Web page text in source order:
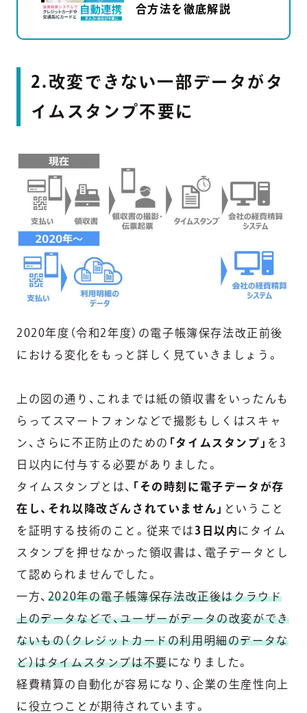
合方法を徹底解説
2.改変できない一部データがタ
イムスタンプ不要に
2020年度（令和2年度）の電子帳簿保存法改正前後
における変化をもっと詳しく見ていきましょう。
上の図の通り、これまでは紙の領収書をいったんも
らってスマートフォンなどで撮影もしくはスキャ
ン、さらに不正防止のための 「タイムスタンプ」 を3
日以内に付与する必要がありました。
タイムスタンプとは、
「その時刻に電子データが存
在し、それ以降改ざんされていません」 ということ
を証明する技術のこと。従来では3日以内 にタイム
スタンプを押せなかった領収書は、電子データとし
て認められませんでした。
一方、 2020年の電子帳簿保存法改正後はクラウド
上のデータなどで、ユーザーがデータの改変ができ
ないもの（クレジットカードの利用明細のデータな
ど）はタイムスタンプは不要になりました。
経費精算の自動化が容易になり、企業の生産性向上
に役立つことが期待されています。